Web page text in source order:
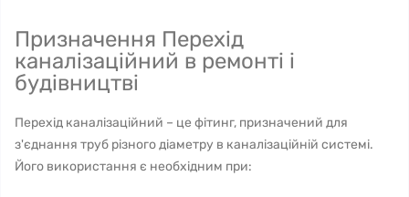
Призначення Перехід
каналізаційний в ремонті і
будівництві
Перехід каналізаційний – це фітинг, призначений для
з'єднання труб різного діаметру в каналізаційній системі.
Його використання є необхідним при: